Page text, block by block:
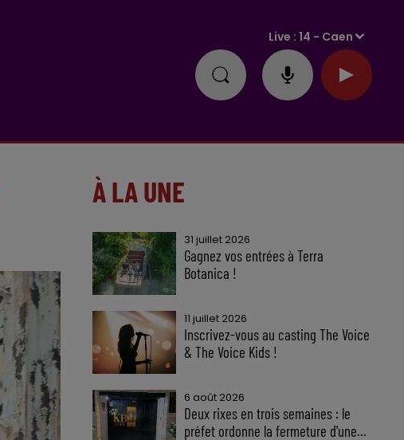
Live :14 - Caen
À LA UNE
31 juillet 2026
Gagnez vos entrées à Terra
Botanica !
11 juillet 2026
Inscrivez-vous au casting The Voice
& The Voice Kids !
6 août 2026
Deux rixes en trois semaines : le
préfet ordonne la fermeture d'une...